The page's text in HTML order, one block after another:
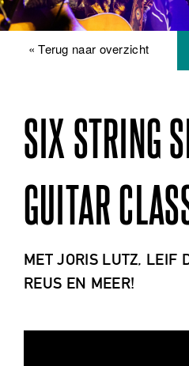
« Terug naar overzicht
SIX STRING
GUITAR
MET JORIS LUTZ, LEIF
REUS EN MEER!